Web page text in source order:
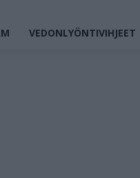
VEDONLYÖNTIVIHJEET